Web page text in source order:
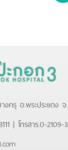
ครุ อ.พระประแดง จ
| โทรสาร.0-2109-